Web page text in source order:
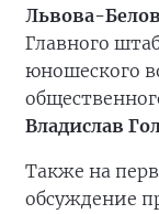
Львова-
Главного
юношеского
Владислав
Также на
обсуждение